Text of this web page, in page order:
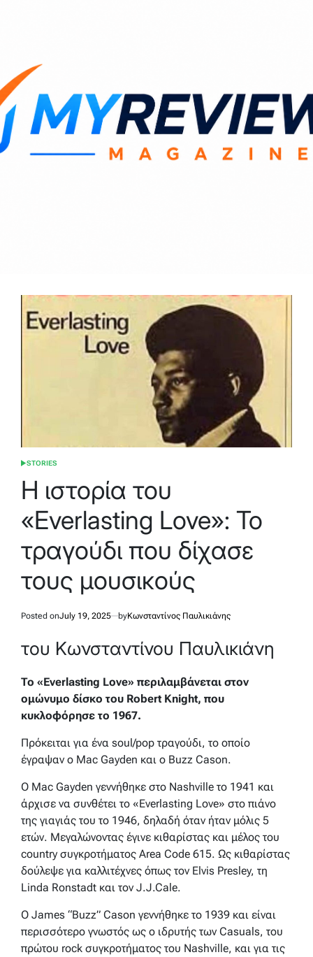
POSTED
STORIES
Η ιστορία του
«Everlasting Love»: Το
τραγούδι που δίχασε
τους μουσικούς
Posted onJuly 19, 2025 byΚωνσταντίνος Παυλικιάνης
του Κωνσταντίνου Παυλικιάνη
Το «Everlasting Love» περιλαμβάνεται στον
ομώνυμο δίσκο του Robert Knight, που
κυκλοφόρησε το 1967.
Πρόκειται για ένα soul/pop τραγούδι, το οποίο
έγραψαν ο Mac Gayden και ο Buzz Cason.
Ο Mac Gayden γεννήθηκε στο Nashville το 1941 και
άρχισε να συνθέτει το «Everlasting Love» στο πιάνο
της γιαγιάς του το 1946, δηλαδή όταν ήταν μόλις 5
ετών. Μεγαλώνοντας έγινε κιθαρίστας και μέλος του
country συγκροτήματος Area Code 615. Ως κιθαρίστας
δούλεψε για καλλιτέχνες όπως τον Elvis Presley, τη
Linda Ronstadt και τον J.J.Cale.
Ο James “Buzz” Cason γεννήθηκε το 1939 και είναι
περισσότερο γνωστός ως ο ιδρυτής των Casuals, του
πρώτου rock συγκροτήματος του Nashville, και για τις